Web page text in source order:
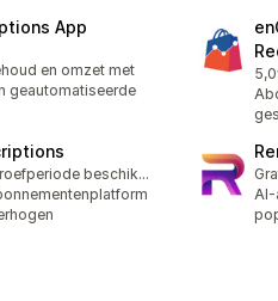
App
en omzet met
geautomatiseerde
5,0
2
Gratis proefperiode beschikbaar
AI-